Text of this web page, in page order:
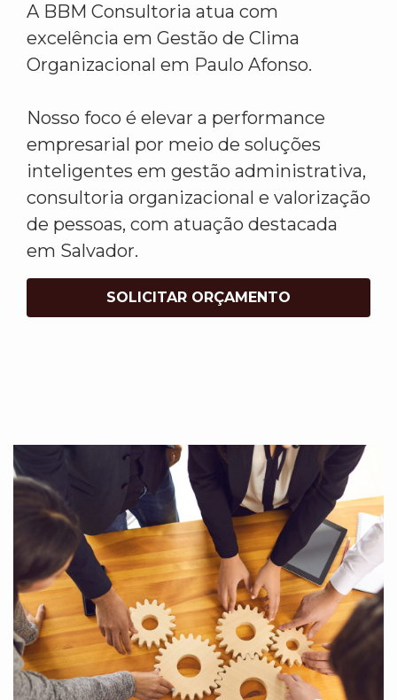
A BBM Consultoria atua com
excelência em Gestão de Clima
Organizacional em Paulo Afonso.
Nosso foco é elevar a performance
empresarial por meio de soluções
inteligentes em gestão administrativa,
consultoria organizacional e valorização
de pessoas, com atuação destacada
em Salvador.
SOLICITAR ORÇAMENTO